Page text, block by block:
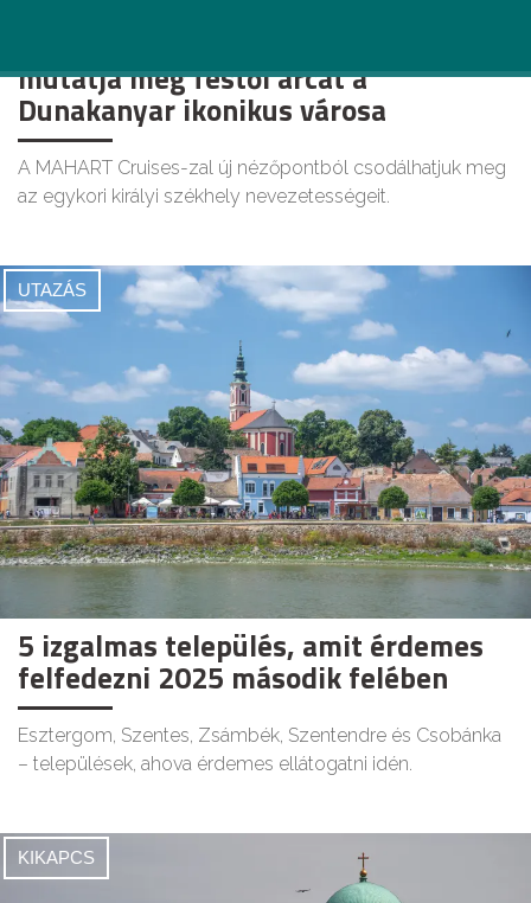
mutatja meg festői arcát a
Dunakanyar ikonikus városa
A MAHART Cruises-zal új nézőpontból csodálhatjuk meg
az egykori királyi székhely nevezetességeit.
UTAZÁS
5 izgalmas település, amit érdemes
felfedezni 2025 második felében
Esztergom, Szentes, Zsámbék, Szentendre és Csobánka
– települések, ahova érdemes ellátogatni idén.
KIKAPCS